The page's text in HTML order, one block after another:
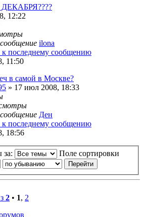
12:22
ilona
11:50
в самой в Москве?
» 17 июл 2008, 18:33
Ден
18:56
за: Поле сортировки
2 • 1, 2